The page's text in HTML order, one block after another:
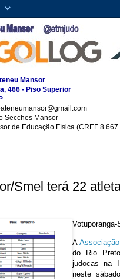
Mansor
466 - Piso Superior
Secches Mansor
de Educação Física (CREF 8.667
Smel terá 22
Votuporanga-
A
do Rio
judocas na
neste